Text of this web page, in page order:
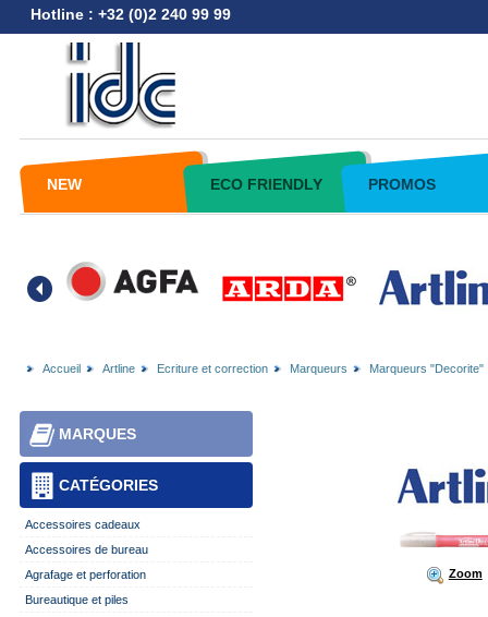
Hotline : +32 (0)2 240 99 99
NEW ECO FRIENDLY PROMOS
Accueil Artline Ecriture et correction Marqueurs Marqueurs "Decorite"
CATÉGORIES
MARQUES
Accessoires cadeaux
Accessoires de bureau
Agrafage et perforation
Bureautique et piles
Zoom